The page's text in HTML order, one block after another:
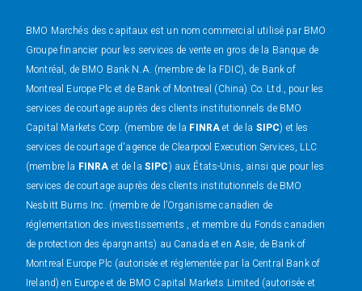
BMO Marchés des capitaux est un nom commercial utilisé par BMO
Groupe financier pour les services de vente en gros de la Banque de
Montréal, de BMO Bank N.A. (membre de la FDIC), de Bank of
Montreal Europe Plc et de Bank of Montreal (China) Co. Ltd., pour les
services de courtage auprès des clients institutionnels de BMO
Capital Markets Corp. (membre de la FINRAet de la SIPC) et les
services de courtage d'agence de Clearpool Execution Services, LLC
(membre la FINRA et de la SIPC) aux États-Unis, ainsi que pour les
services de courtage auprès des clients institutionnels de BMO
Nesbitt Burns Inc. (membre de l’Organisme canadien de
réglementation des investissements , et membre du Fonds canadien
de protection des épargnants) au Canada et en Asie, de Bank of
Montreal Europe Plc (autorisée et réglementée par la Central Bank of
Ireland) en Europe et de BMO Capital Markets Limited (autorisée et